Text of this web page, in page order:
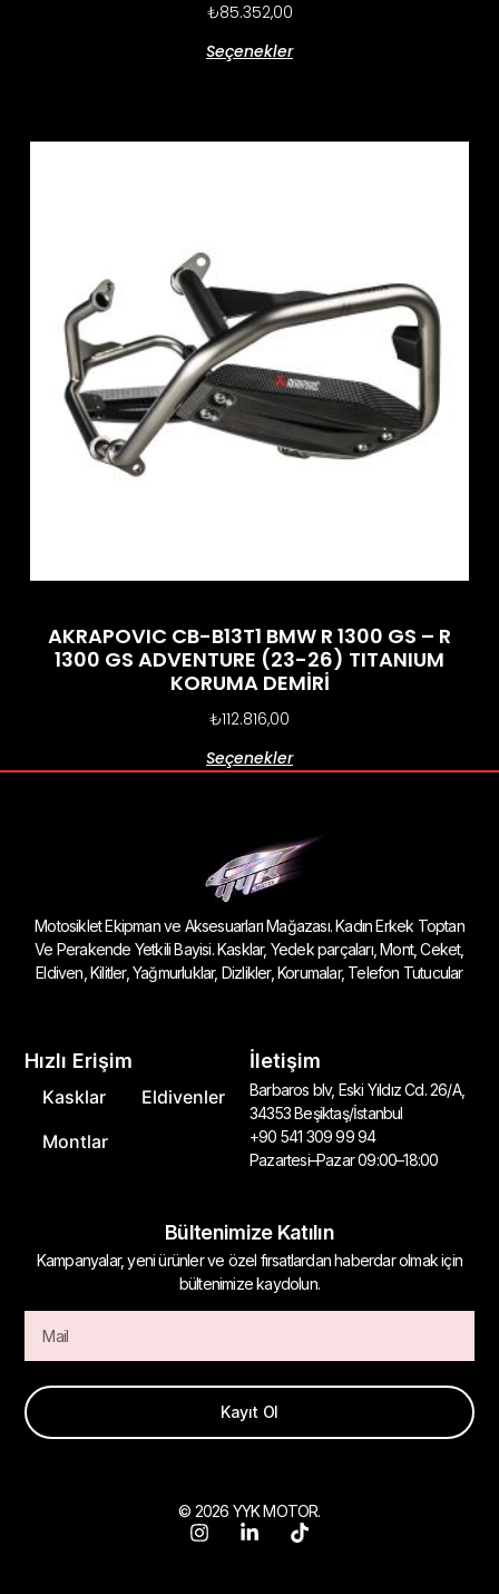
₺85.352,00
Seçenekler
AKRAPOVIC CB-B13T1 BMW R 1300 GS – R
1300 GS ADVENTURE (23-26) TITANIUM
KORUMA DEMİRİ
₺112.816,00
Seçenekler
Motosiklet Ekipman ve Aksesuarları Mağazası. Kadın Erkek Toptan
Ve Perakende Yetkili Bayisi. Kasklar, Yedek parçaları, Mont, Ceket,
Eldiven, Kilitler, Yağmurluklar, Dizlikler, Korumalar, Telefon Tutucular
Hızlı Erişim
Kasklar
Eldivenler
Montlar
İletişim
Barbaros blv, Eski Yıldız Cd. 26/A,
34353 Beşiktaş/İstanbul
+90 541 309 99 94
Pazartesi–Pazar 09:00–18:00
Bültenimize Katılın
Kampanyalar, yeni ürünler ve özel fırsatlardan haberdar olmak için
bültenimize kaydolun.
Kayıt Ol
© 2026 YYK MOTOR.